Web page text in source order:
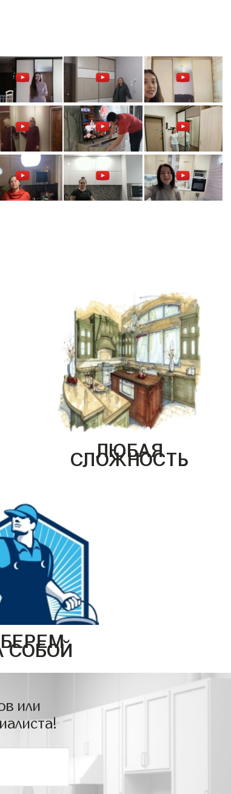
ЛЮБАЯ
СЛОЖНОСТЬ
СОБОЙ
или